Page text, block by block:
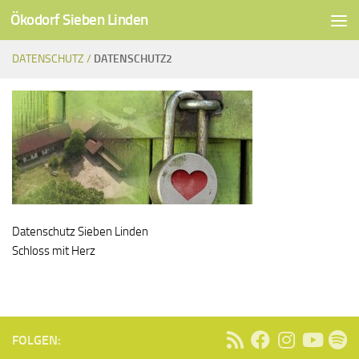
Unter dem Inhalt
Ökodorf Sieben Linden
DATENSCHUTZ / DATENSCHUTZ2
Datenschutz Sieben Linden
Schloss mit Herz
FOLGEN: